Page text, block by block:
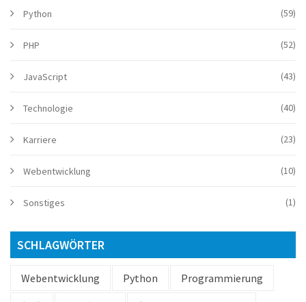
Python (59)
PHP (52)
JavaScript (43)
Technologie (40)
Karriere (23)
Webentwicklung (10)
Sonstiges (1)
SCHLAGWÖRTER
Webentwicklung Python
Programmierung